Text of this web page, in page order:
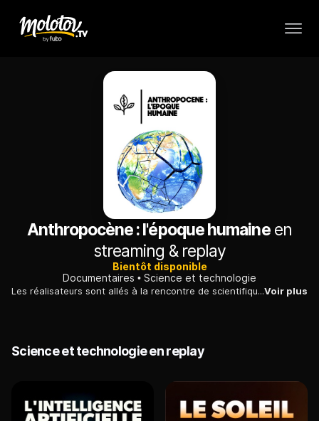
Anthropocène : l'époque humaineen
streaming & replay
Bientôt disponible
Documentaires
Science et technologie
Les réalisateurs sont allés à la rencontre de scientifiques qui constatent les changements planétaires irréversibles dus à l'homme et ses activités.Voir plus
Science et technologie en replay